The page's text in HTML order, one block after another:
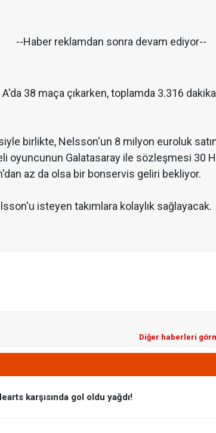
--Haber reklamdan sonra devam ediyor--
38 maça çıkarken, toplamda 3.316
birlikte, Nelsson'un 8 milyon euroluk
oyuncunun Galatasaray ile sözleşmesi 30
az da olsa bir bonservis geliri bekliyor.
isteyen takımlara kolaylık sağlayacak.
Diğer haberleri
karşısında gol oldu yağdı!